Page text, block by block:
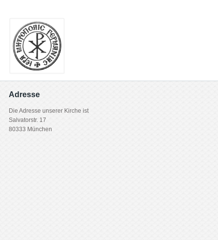
Adresse
Die Adresse unserer Kirche ist
Salvatorstr. 17
80333 München